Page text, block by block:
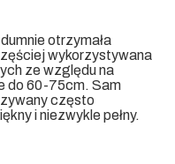
otrzymała
wykorzystywana
ze względu na
do 60-75cm. Sam
często
i niezwykle pełny.